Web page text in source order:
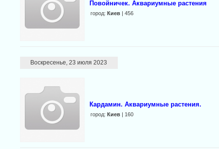
Повойничек. Аквариумные растения
город: Киев| 456
Воскресенье, 23 июля 2023
Кардамин. Аквариумные растения.
город: Киев| 160